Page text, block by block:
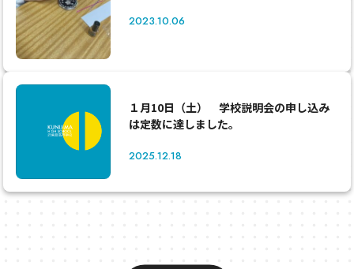
2023.10.06
１月10日（土） 学校説明会の申し込み
は定数に達しました。
2025.12.18